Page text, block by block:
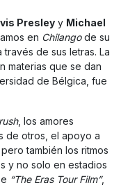
Presley y Michael
en Chilangode su
de sus letras. La
materias que se dan
de Bélgica, fue
, los amores
de otros, el apoyo a
también los ritmos
y no solo en estadios
“The Eras Tour Film”,